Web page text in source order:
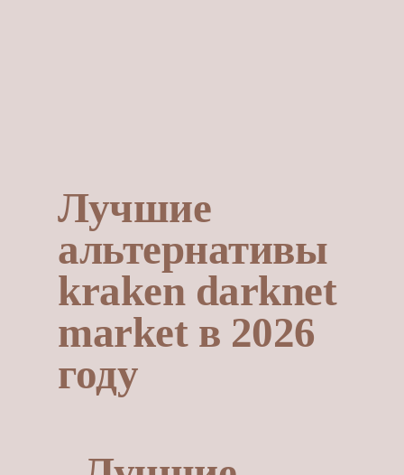
Лучшие
альтернативы
kraken darknet
market в 2026
году